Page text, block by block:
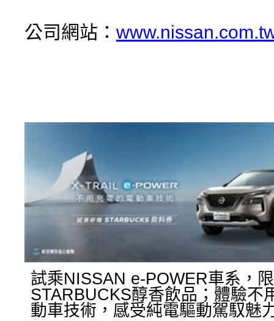
公司網站：
試乘NISSAN e-POWER車系，
STARBUCKS醇香飲品；體驗不
動車技術，感受純電驅動駕馭魅